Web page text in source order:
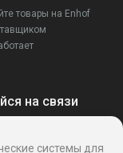
товары на Enhof
на связи
системы для